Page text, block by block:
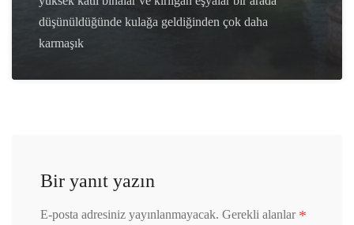
düşünüldüğünde kulağa geldiğinden çok daha
karmaşık
Bir yanıt yazın
E-posta adresiniz yayınlanmayacak. Gerekli alanlar *